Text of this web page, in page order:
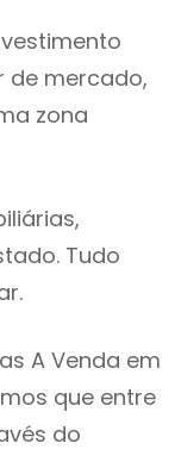
de mercado,
zona
Tudo
A Venda em
que entre
do